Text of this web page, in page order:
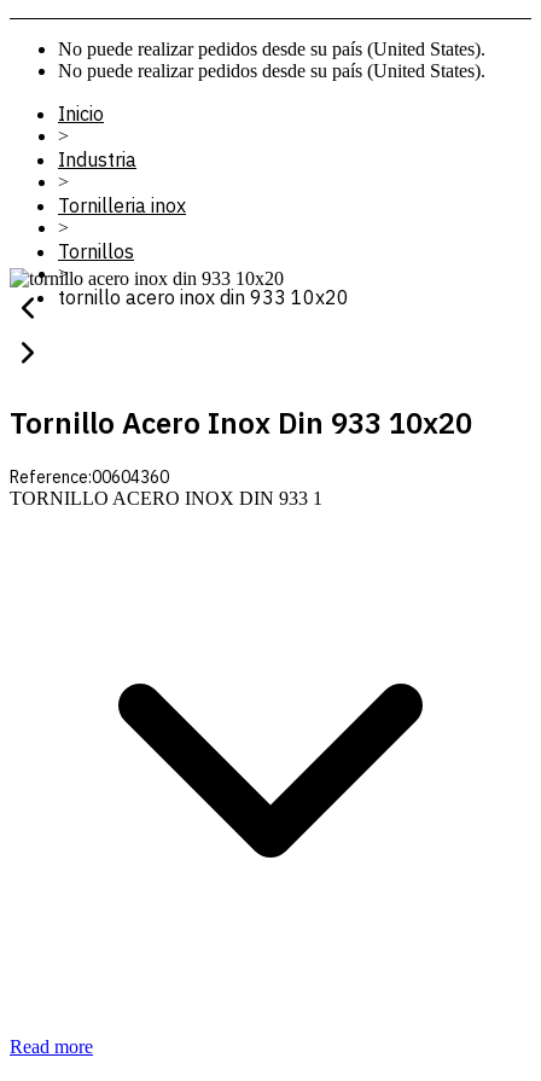
No puede realizar pedidos desde su país (United States).
No puede realizar pedidos desde su país (United States).
Inicio
>
Industria
>
Tornilleria inox
>
Tornillos
>
tornillo acero inox din 933 10x20
Tornillo Acero Inox Din 933 10x20
Reference:00604360
TORNILLO ACERO INOX DIN 933 1
Read more